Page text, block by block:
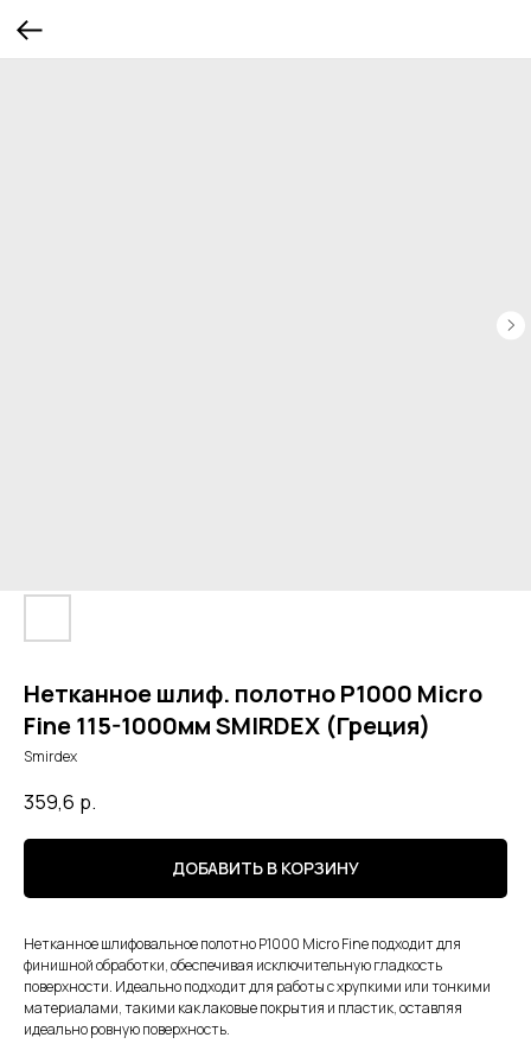
Нетканное шлиф. полотно Р1000 Micro
Fine 115-1000мм SMIRDEX (Греция)
Smirdex
359,6 р.
ДОБАВИТЬ В КОРЗИНУ
Нетканное шлифовальное полотно Р1000 Micro Fine подходит для
финишной обработки, обеспечивая исключительную гладкость
поверхности. Идеально подходит для работы с хрупкими или тонкими
материалами, такими как лаковые покрытия и пластик, оставляя
идеально ровную поверхность.